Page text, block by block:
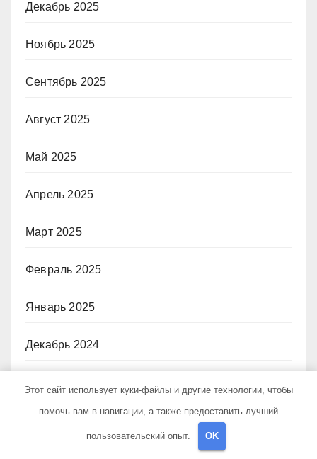
Декабрь 2025
Ноябрь 2025
Сентябрь 2025
Август 2025
Май 2025
Апрель 2025
Март 2025
Февраль 2025
Январь 2025
Декабрь 2024
Этот сайт использует куки-файлы и другие технологии, чтобы
помочь вам в навигации, а также предоставить лучший
пользовательский опыт. OK